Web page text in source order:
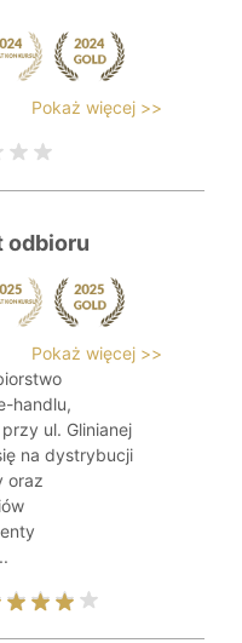
Pokaż więcej >>
odbioru
Pokaż więcej >>
handlu,
ul. Glinianej
na dystrybucji
oraz